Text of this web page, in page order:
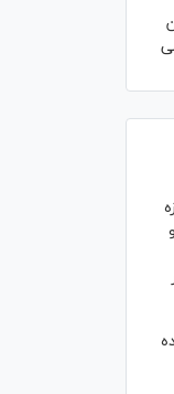
۱۲ روزه